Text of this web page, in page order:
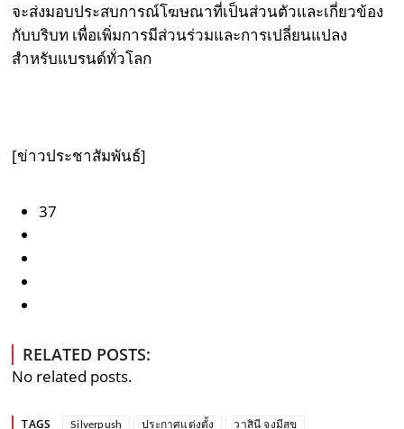
จะส่งมอบประสบการณ์โฆษณาที่เป็นส่วนตัวและเกี่ยวข้อง
กับบริบท เพื่อเพิ่มการมีส่วนร่วมและการเปลี่ยนแปลง
สำหรับแบรนด์ทั่วโลก
[ข่าวประชาสัมพันธ์]
37
RELATED POSTS:
No related posts.
TAGS Silverpush ประกาศแต่งตั้ง วาสินี จงมีสุข